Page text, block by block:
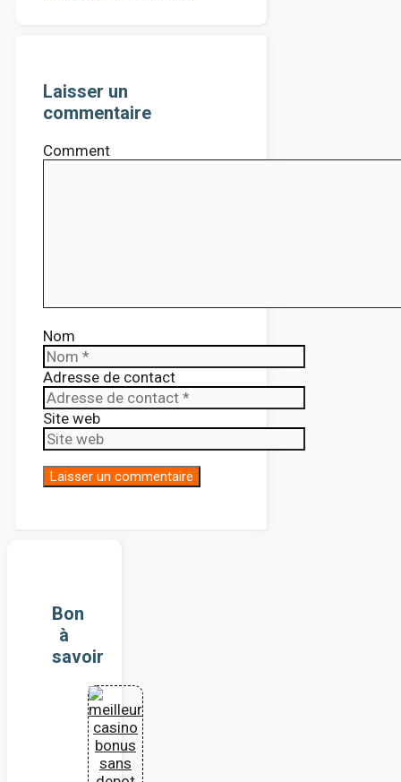
Laisser un
commentaire
Comment
Nom
Adresse de contact
Site web
Bon
à
savoir